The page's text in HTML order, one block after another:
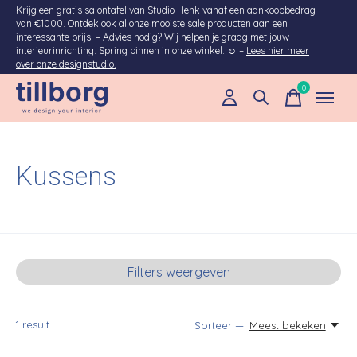
Krijg een gratis salontafel van Studio Henk vanaf een aankoopbedrag
van €1000. Ontdek ook al onze mooiste sale producten aan een
interessante prijs. – Advies nodig? Wij helpen je graag met jouw
interieurinrichting. Spring binnen in onze winkel. ☺ – Lees hier meer
over onze designstudio.
0items
Kussens
Filters weergeven
1 result Sorteer — Meest bekeken